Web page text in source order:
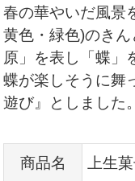
春の華やいだ風景
黄色・緑色)のき
原」を表し「蝶」
蝶が楽しそうに舞
遊び』としました。
商品名 上生